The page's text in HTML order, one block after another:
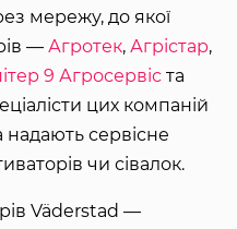
мережу, до якої
— Агротек, Агрістар,
9 Агросервіс та
цих компаній
надають сервісне
чи сівалок.
Väderstad —